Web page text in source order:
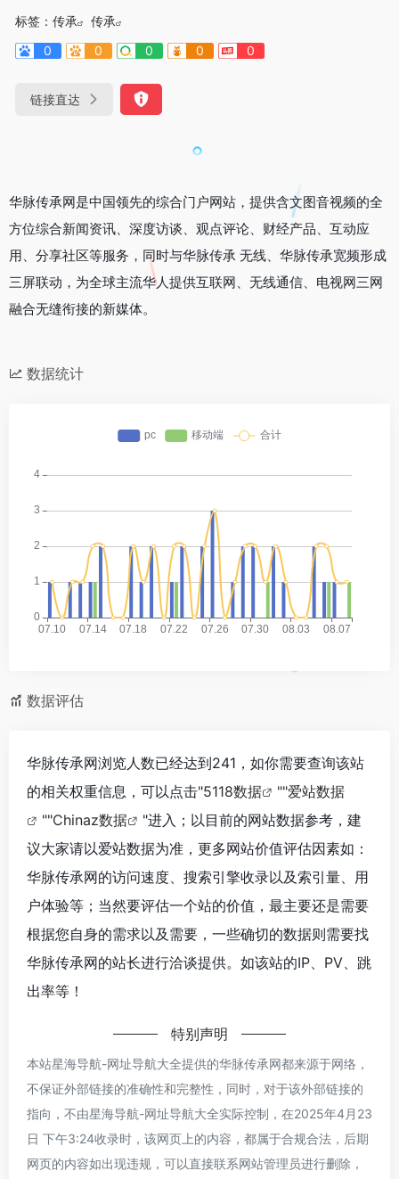
标签： 传承
传承
0
0 0 0 0
链接直达
华脉传承网是中国领先的综合门户网站，提供含文图音视频的全
方位综合新闻资讯、深度访谈、观点评论、财经产品、互动应
用、分享社区等服务，同时与华脉传承 无线、华脉传承宽频形成
三屏联动，为全球主流华人提供互联网、无线通信、电视网三网
融合无缝衔接的新媒体。
数据统计
数据评估
华脉传承网浏览人数已经达到241，如你需要查询该站
的相关权重信息，可以点击"5118数据 ""爱站数据
""Chinaz数据
"进入；以目前的网站数据参考，建
议大家请以爱站数据为准，更多网站价值评估因素如：
华脉传承网的访问速度、搜索引擎收录以及索引量、用
户体验等；当然要评估一个站的价值，最主要还是需要
根据您自身的需求以及需要，一些确切的数据则需要找
华脉传承网的站长进行洽谈提供。如该站的IP、PV、跳
出率等！
特别声明
本站星海导航-网址导航大全提供的华脉传承网都来源于网络，
不保证外部链接的准确性和完整性，同时，对于该外部链接的
指向，不由星海导航-网址导航大全实际控制，在2025年4月23
日 下午3:24收录时，该网页上的内容，都属于合规合法，后期
网页的内容如出现违规，可以直接联系网站管理员进行删除，